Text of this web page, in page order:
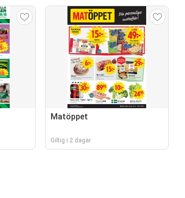
Matöppet
Giltig i 2 dagar